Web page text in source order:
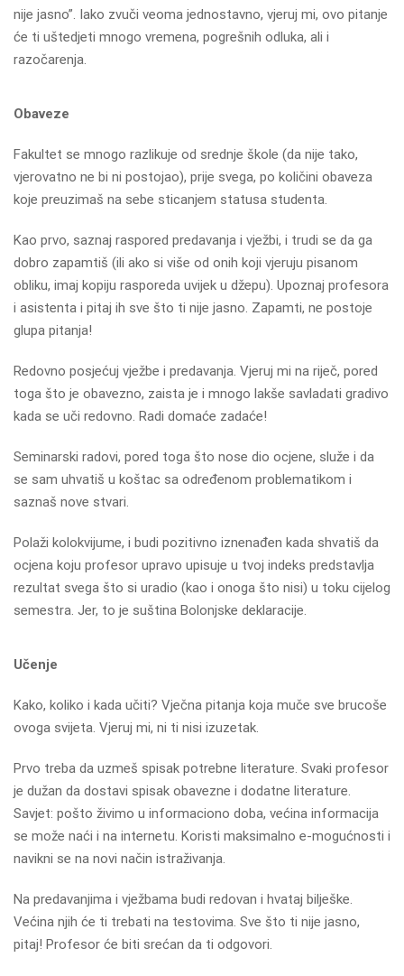
nije jasno”. Iako zvuči veoma jednostavno, vjeruj mi, ovo pitanje
će ti uštedjeti mnogo vremena, pogrešnih odluka, ali i
razočarenja.
Obaveze
Fakultet se mnogo razlikuje od srednje škole (da nije tako,
vjerovatno ne bi ni postojao), prije svega, po količini obaveza
koje preuzimaš na sebe sticanjem statusa studenta.
Kao prvo, saznaj raspored predavanja i vježbi, i trudi se da ga
dobro zapamtiš (ili ako si više od onih koji vjeruju pisanom
obliku, imaj kopiju rasporeda uvijek u džepu). Upoznaj profesora
i asistenta i pitaj ih sve što ti nije jasno. Zapamti, ne postoje
glupa pitanja!
Redovno posjećuj vježbe i predavanja. Vjeruj mi na riječ, pored
toga što je obavezno, zaista je i mnogo lakše savladati gradivo
kada se uči redovno. Radi domaće zadaće!
Seminarski radovi, pored toga što nose dio ocjene, služe i da
se sam uhvatiš u koštac sa određenom problematikom i
saznaš nove stvari.
Polaži kolokvijume, i budi pozitivno iznenađen kada shvatiš da
ocjena koju profesor upravo upisuje u tvoj indeks predstavlja
rezultat svega što si uradio (kao i onoga što nisi) u toku cijelog
semestra. Jer, to je suština Bolonjske deklaracije.
Učenje
Kako, koliko i kada učiti? Vječna pitanja koja muče sve brucoše
ovoga svijeta. Vjeruj mi, ni ti nisi izuzetak.
Prvo treba da uzmeš spisak potrebne literature. Svaki profesor
je dužan da dostavi spisak obavezne i dodatne literature.
Savjet: pošto živimo u informaciono doba, većina informacija
se može naći i na internetu. Koristi maksimalno e-mogućnosti i
navikni se na novi način istraživanja.
Na predavanjima i vježbama budi redovan i hvataj bilješke.
Većina njih će ti trebati na testovima. Sve što ti nije jasno,
pitaj! Profesor će biti srećan da ti odgovori.